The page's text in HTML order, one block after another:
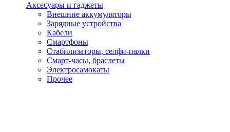
Аксесуары и гаджеты
Внешние аккумуляторы
Зарядные устройства
Кабели
Смартфоны
Стабилизаторы, селфи-палки
Смарт-часы, браслеты
Электросамокаты
Прочее